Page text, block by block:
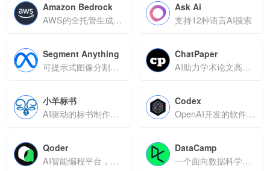
Amazon Bedrock
AWS的全托管生成式AI服务
Ask Ai
支持12种语言AI搜索
Segment Anything
可提示式图像分割模型
ChatPaper
AI助力学术论文高效解析，智能问答提升科研效率
小羊标书
AI驱动的标书制作工具，支持智能生成与格式优化
Codex
OpenAI开发的软件工程智能体
Qoder
AI智能编程平台，支持多模式开发与代码知识自动化沉淀
DataCamp
一个面向数据科学与编程技能的在线教育平台